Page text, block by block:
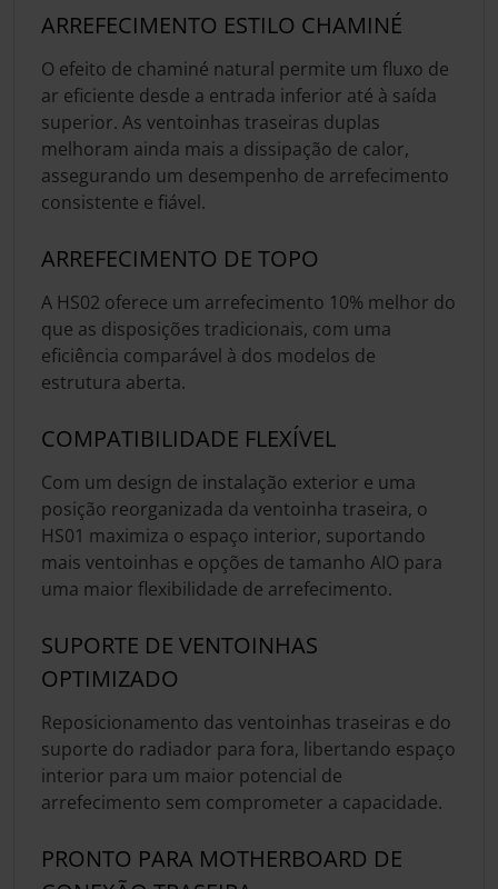
ARREFECIMENTO ESTILO CHAMINÉ
O efeito de chaminé natural permite um fluxo de
ar eficiente desde a entrada inferior até à saída
superior. As ventoinhas traseiras duplas
melhoram ainda mais a dissipação de calor,
assegurando um desempenho de arrefecimento
consistente e fiável.
ARREFECIMENTO DE TOPO
A HS02 oferece um arrefecimento 10% melhor do
que as disposições tradicionais, com uma
eficiência comparável à dos modelos de
estrutura aberta.
COMPATIBILIDADE FLEXÍVEL
Com um design de instalação exterior e uma
posição reorganizada da ventoinha traseira, o
HS01 maximiza o espaço interior, suportando
mais ventoinhas e opções de tamanho AIO para
uma maior flexibilidade de arrefecimento.
SUPORTE DE VENTOINHAS
OPTIMIZADO
Reposicionamento das ventoinhas traseiras e do
suporte do radiador para fora, libertando espaço
interior para um maior potencial de
arrefecimento sem comprometer a capacidade.
PRONTO PARA MOTHERBOARD DE